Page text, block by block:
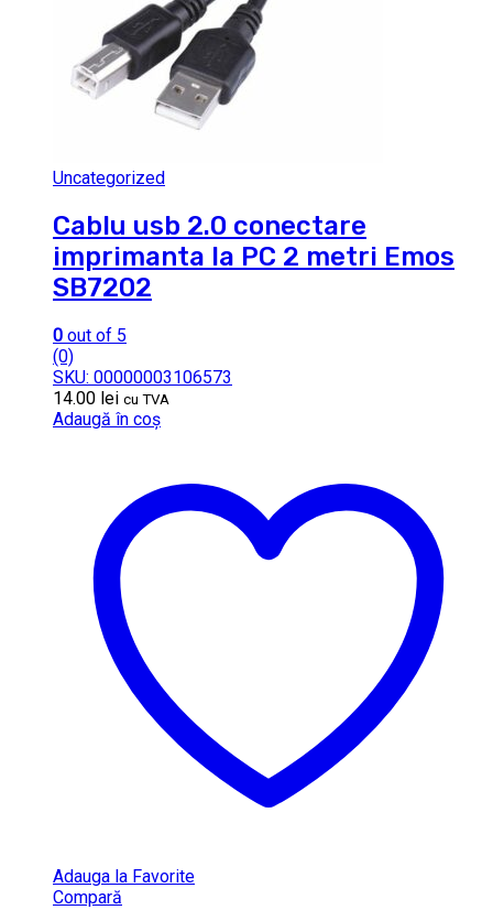
Uncategorized
Cablu usb 2.0 conectare
imprimanta la PC 2 metri Emos
SB7202
0 out of 5
(0)
SKU: 00000003106573
14.00 lei cu TVA
Adaugă în coș
Adauga la Favorite
Compară